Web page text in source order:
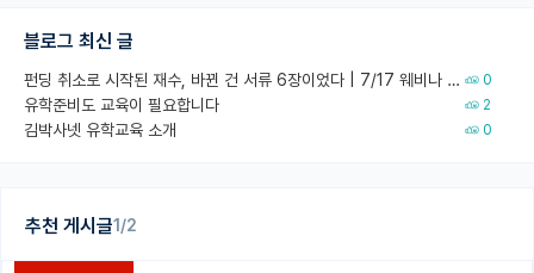
추천 게시글1/2
블로그 최신 글
펀딩 취소로 시작된 재수, 바뀐 건 서류 6장이었다 | 7/17 웨비나 회고 0
유학준비도 교육이 필요합니다 2
김박사넷 유학교육 소개 0